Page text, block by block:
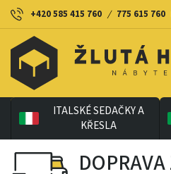
+420 585 415 760 / 775 615 760
ITALSKÉ SEDAČKY A
KŘESLA